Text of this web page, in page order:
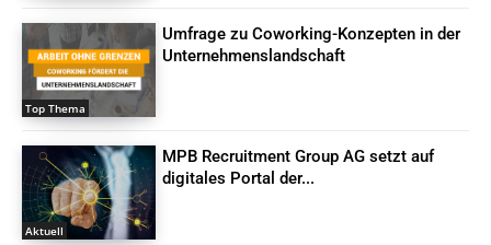
Top Thema
Umfrage zu Coworking-Konzepten in der
Unternehmenslandschaft
Aktuell
MPB Recruitment Group AG setzt auf
digitales Portal der...